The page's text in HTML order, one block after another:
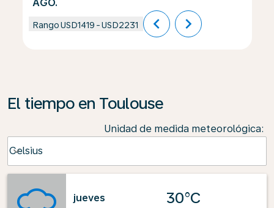
AGO.
RangoUSD1419 -USD2231 chevron_left chevron_right
El tiempo en Toulouse
Unidad de medida meteorológica:
Celsius
keyboard_arrow_down
jueves
30°C